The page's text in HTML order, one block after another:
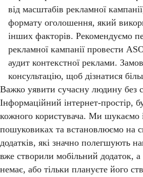
від масштабів рекламної
формату оголошення, який
інших факторів. Рекомендуємо
рекламної кампанії провести
аудит контекстної реклами.
консультацію, щоб дізнатися
Важко уявити сучасну людину без
Інформаційний інтернет-простір,
кожного користувача. Ми шукаємо
пошуковиках та встановлюємо на
додатків, які значно полегшують
вже створили мобільний додаток, а
немає, або тільки плануєте його